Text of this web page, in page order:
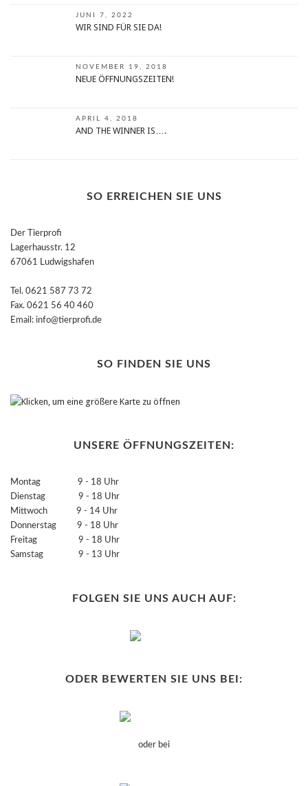
JUNI 7, 2022
WIR SIND FÜR SIE DA!
NOVEMBER 19, 2018
NEUE ÖFFNUNGSZEITEN!
APRIL 4, 2018
AND THE WINNER IS….
SO ERREICHEN SIE UNS
Der Tierprofi
Lagerhausstr. 12
67061 Ludwigshafen
Tel. 0621 587 73 72
Fax. 0621 56 40 460
Email: info@tierprofi.de
SO FINDEN SIE UNS
UNSERE ÖFFNUNGSZEITEN:
Montag 9 - 18 Uhr
Dienstag 9 - 18 Uhr
Mittwoch 9 - 14 Uhr
Donnerstag 9 - 18 Uhr
Freitag 9 - 18 Uhr
Samstag 9 - 13 Uhr
FOLGEN SIE UNS AUCH AUF:
ODER BEWERTEN SIE UNS BEI:
oder bei